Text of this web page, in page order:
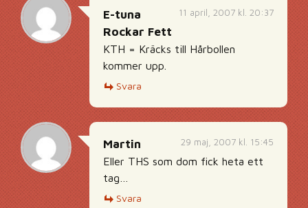
11 april, 2007 kl. 20:37
E-tuna
Rockar Fett
KTH = Kräcks till Hårbollen
kommer upp.
Svara
29 maj, 2007 kl. 15:45
Martin
Eller THS som dom fick heta ett
tag…
Svara